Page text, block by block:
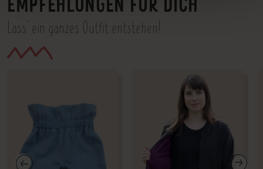
Lass' ein ganzes Outfit entstehen!